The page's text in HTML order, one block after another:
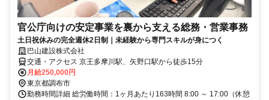
官公庁向けの安定事業を裏から支える総務・営業事務
土日祝休みの完全週休2日制｜未経験から専門スキルが身につく
巴山建設株式会社
交通・アクセス 京王多摩川駅、矢野口駅から徒歩15分
月給250,000円
東京都調布市
勤務時間詳細 総労働時間：1ヶ月あたり163時間 8:00 ～ 17:00（休憩